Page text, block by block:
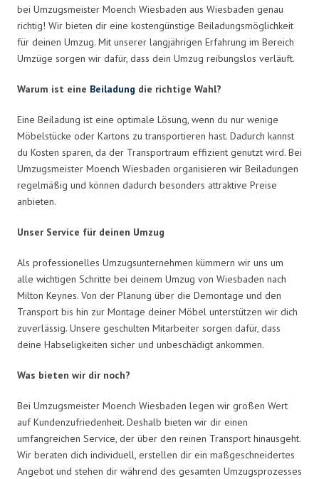
bei Umzugsmeister Moench Wiesbaden aus Wiesbaden genau
richtig! Wir bieten dir eine kostengünstige Beiladungsmöglichkeit
für deinen Umzug. Mit unserer langjährigen Erfahrung im Bereich
Umzüge sorgen wir dafür, dass dein Umzug reibungslos verläuft.
Warum ist eine Beiladung die richtige Wahl?
Eine Beiladung ist eine optimale Lösung, wenn du nur wenige
Möbelstücke oder Kartons zu transportieren hast. Dadurch kannst
du Kosten sparen, da der Transportraum effizient genutzt wird. Bei
Umzugsmeister Moench Wiesbaden organisieren wir Beiladungen
regelmäßig und können dadurch besonders attraktive Preise
anbieten.
Unser Service für deinen Umzug
Als professionelles Umzugsunternehmen kümmern wir uns um
alle wichtigen Schritte bei deinem Umzug von Wiesbaden nach
Milton Keynes. Von der Planung über die Demontage und den
Transport bis hin zur Montage deiner Möbel unterstützen wir dich
zuverlässig. Unsere geschulten Mitarbeiter sorgen dafür, dass
deine Habseligkeiten sicher und unbeschädigt ankommen.
Was bieten wir dir noch?
Bei Umzugsmeister Moench Wiesbaden legen wir großen Wert
auf Kundenzufriedenheit. Deshalb bieten wir dir einen
umfangreichen Service, der über den reinen Transport hinausgeht.
Wir beraten dich individuell, erstellen dir ein maßgeschneidertes
Angebot und stehen dir während des gesamten Umzugsprozesses